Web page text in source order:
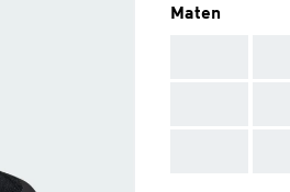
Maten